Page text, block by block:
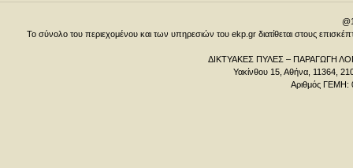
Το σύνολο του περιεχομένου και των υπηρεσιών του ekp.gr διατίθεται στους
ΔΙΚΤΥΑΚΕΣ ΠΥΛΕΣ – ΠΑΡΑΓΩΓΗ
Υακίνθου 15, Αθήνα, 11364,
Αριθμός ΓΕΜΗ: